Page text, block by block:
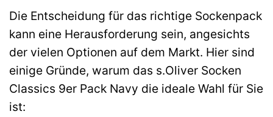
Die Entscheidung für das richtige Sockenpack
kann eine Herausforderung sein, angesichts
der vielen Optionen auf dem Markt. Hier sind
einige Gründe, warum das s.Oliver Socken
Classics 9er Pack Navy die ideale Wahl für Sie
ist: